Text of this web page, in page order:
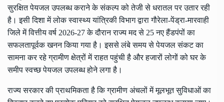
सुरक्षित पेयजल उपलब्ध कराने के संकल्प को तेजी से धरातल पर उतार रही
है। इसी दिशा में लोक स्वास्थ्य यांत्रिकी विभाग द्वारा गौरेला-पेंड्रा-मारवाही
जिले में वित्तीय वर्ष 2026-27 के दौरान राज्य मद से 25 नए हैंडपंपों का
सफलतापूर्वक खनन किया गया है। इससे लंबे समय से पेयजल संकट का
सामना कर रहे ग्रामीण क्षेत्रों में राहत पहुंची है और हजारों लोगों को घर के
समीप स्वच्छ पेयजल उपलब्ध होने लगा है।
राज्य सरकार की प्राथमिकता है कि ग्रामीण अंचलों में मूलभूत सुविधाओं का